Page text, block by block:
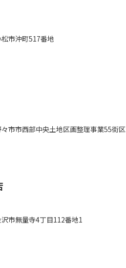
市沖町517番地
市市西部中央土地区画整理事業55街区
市無量寺4丁目112番地1